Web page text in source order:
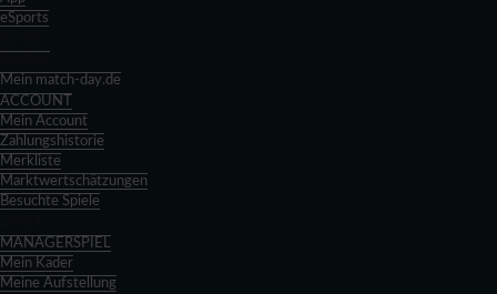
eSports
Mein match-day.de
ACCOUNT
Mein Account
Zahlungshistorie
Merkliste
Marktwertschätzungen
Besuchte Spiele
MANAGERSPIEL
Mein Kader
Meine Aufstellung